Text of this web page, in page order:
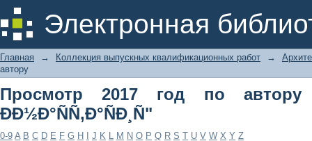
Электронная
Просмотр 2017 год по автору
Главная → Коллекция выпускных квалификационных работ →
автору
Просмотр 2017 год по автору
ÐÐ½Ð°ÑÑ‚Ð°ÑÐ¸Ñ"
0-9 A B C D E F G H J K L M N O P Q R S T U V W X Y Z